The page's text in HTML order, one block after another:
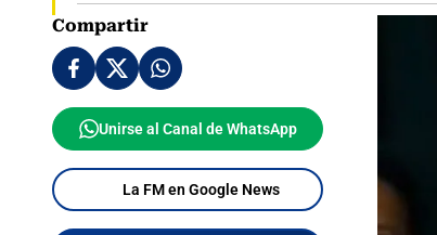
Compartir
Unirse al Canal de WhatsApp
La FM en Google News